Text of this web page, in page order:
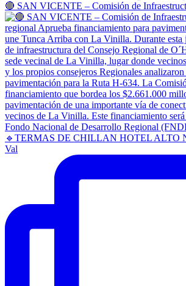
🔴 SAN VICENTE – Comisión de
🔹TERMAS DE CHILLAN HOTEL ALTO
Val